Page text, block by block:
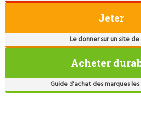
Jeter
Le donner sur un site de
Acheter
Guide d'achat des marques les